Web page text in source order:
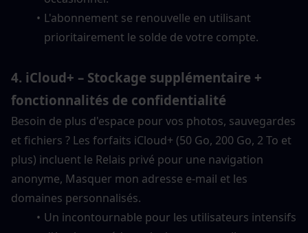
L'abonnement se renouvelle en utilisant
prioritairement le solde de votre compte.
4. iCloud+ – Stockage supplémentaire +
fonctionnalités de confidentialité
Besoin de plus d'espace pour vos photos, sauvegardes
et fichiers ? Les forfaits iCloud+ (50 Go, 200 Go, 2 To et
plus) incluent le Relais privé pour une navigation
anonyme, Masquer mon adresse e-mail et les
domaines personnalisés.
Un incontournable pour les utilisateurs intensifs